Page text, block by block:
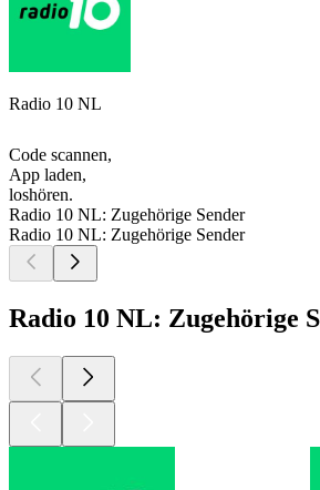
Radio 10 NL
Code scannen,
App laden,
loshören.
Radio 10 NL: Zugehörige Sender
Radio 10 NL: Zugehörige Sender
Radio 10 NL: Zugehörige